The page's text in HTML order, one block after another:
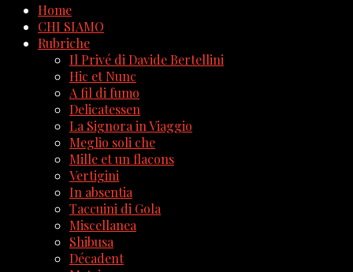
Home
CHI SIAMO
Rubriche
Il Privé di Davide Bertellini
Hic et Nunc
A fil di fumo
Delicatessen
La Signora in Viaggio
Meglio soli che
Mille et un flacons
Vertigini
In absentia
Taccuini di Gola
Miscellanea
Shibusa
Décadent